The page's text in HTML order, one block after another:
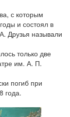
с которым
и состоял в
Друзья называли
только две
им. А. П.
погиб при
года.